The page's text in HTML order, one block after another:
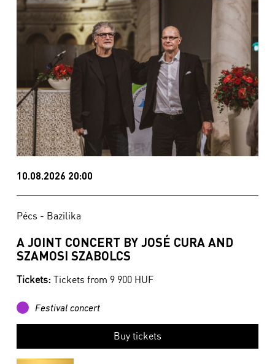
10.08.2026 20:00
Pécs - Bazilika
A JOINT CONCERT BY JOSÉ CURA AND
SZAMOSI SZABOLCS
Tickets: Tickets from 9 900 HUF
Festival concert
Buy tickets